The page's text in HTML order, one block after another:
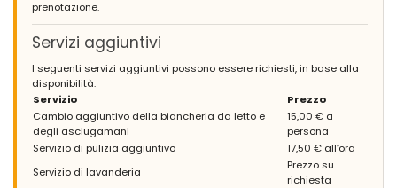
prenotazione.
Servizi aggiuntivi
I seguenti servizi aggiuntivi possono essere richiesti, in base alla
disponibilità:
Servizio
Prezzo
Cambio aggiuntivo della biancheria da letto e
degli asciugamani
15,00 € a
persona
Servizio di pulizia aggiuntivo
17,50 € all’ora
Servizio di lavanderia
Prezzo su
richiesta